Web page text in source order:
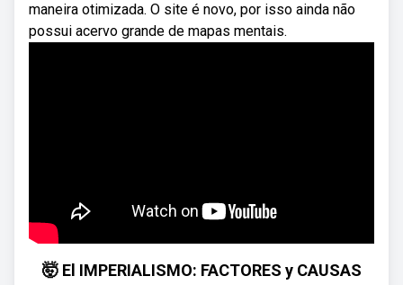
maneira otimizada. O site é novo, por isso ainda não
possui acervo grande de mapas mentais.
🤯 El IMPERIALISMO: FACTORES y CAUSAS